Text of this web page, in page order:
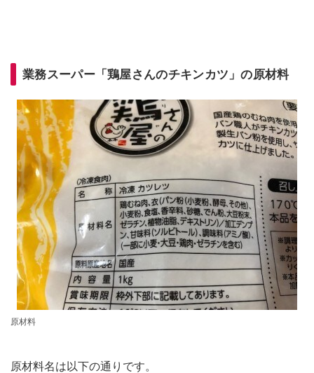
業務スーパー「鶏屋さんのチキンカツ」の原材料
原材料
原材料名は以下の通りです。